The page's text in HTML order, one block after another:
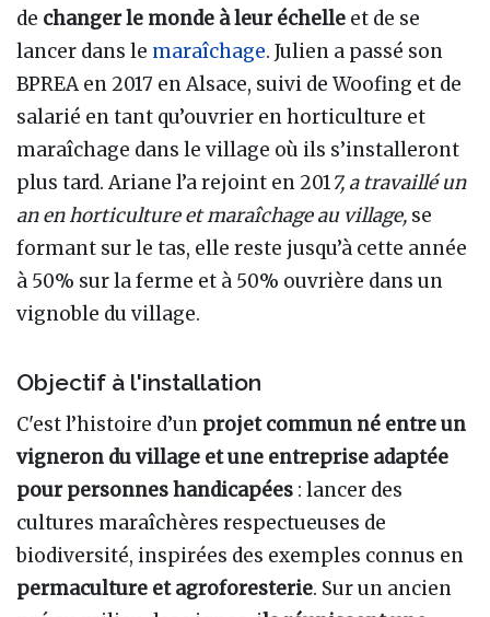
de changer le monde à leur échelle et de se
lancer dans le maraîchage. Julien a passé son
BPREA en 2017 en Alsace, suivi de Woofing et de
salarié en tant qu’ouvrier en horticulture et
maraîchage dans le village où ils s’installeront
plus tard. Ariane l’a rejoint en 2017, a travaillé un
an en horticulture et maraîchage au village, se
formant sur le tas, elle reste jusqu’à cette année
à 50% sur la ferme et à 50% ouvrière dans un
vignoble du village.
Objectif à l'installation
C'est l’histoire d’un projet commun né entre un
vigneron du village et une entreprise adaptée
pour personnes handicapées : lancer des
cultures maraîchères respectueuses de
biodiversité, inspirées des exemples connus en
permaculture et agroforesterie. Sur un ancien